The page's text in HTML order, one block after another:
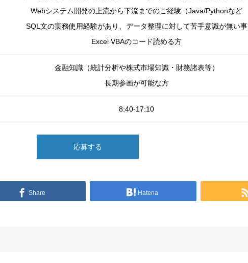
Webシステム開発の上流から下流までのご経験（Java/Pythonなど
SQL文の実務使用経験があり、データ整理に対して苦手意識が無い事
Excel VBAのコード読める方
金融知識（統計分析や株式市場知識・財務諸表等）
長期参画が可能な方
8:40-17:10
応募する
Share Hatena